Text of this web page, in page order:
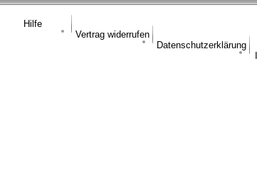
Hilfe
Vertrag widerrufen
Datenschutzerklärung